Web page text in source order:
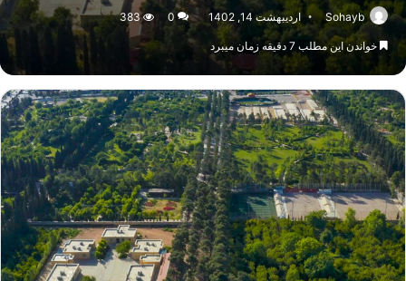
Sohayb اردیبهشت 14, 1402 0
383
خواندن این مطلب 7 دقیقه زمان میبرد